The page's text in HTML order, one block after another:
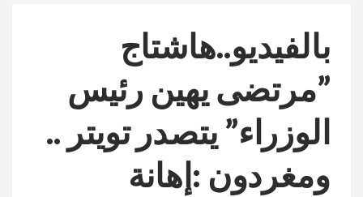
بالفيديو..هاشتاج
”مرتضى يهين رئيس
الوزراء” يتصدر تويتر ..
ومغردون :إهانة